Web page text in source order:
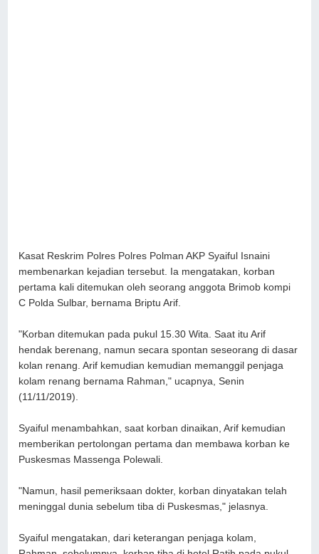
Kasat Reskrim Polres Polres Polman AKP Syaiful Isnaini
membenarkan kejadian tersebut. Ia mengatakan, korban
pertama kali ditemukan oleh seorang anggota Brimob kompi
C Polda Sulbar, bernama Briptu Arif.
"Korban ditemukan pada pukul 15.30 Wita. Saat itu Arif
hendak berenang, namun secara spontan seseorang di dasar
kolan renang. Arif kemudian kemudian memanggil penjaga
kolam renang bernama Rahman," ucapnya, Senin
(11/11/2019).
Syaiful menambahkan, saat korban dinaikan, Arif kemudian
memberikan pertolongan pertama dan membawa korban ke
Puskesmas Massenga Polewali.
"Namun, hasil pemeriksaan dokter, korban dinyatakan telah
meninggal dunia sebelum tiba di Puskesmas," jelasnya.
Syaiful mengatakan, dari keterangan penjaga kolam,